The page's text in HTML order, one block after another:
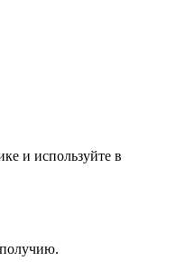
и используйте в